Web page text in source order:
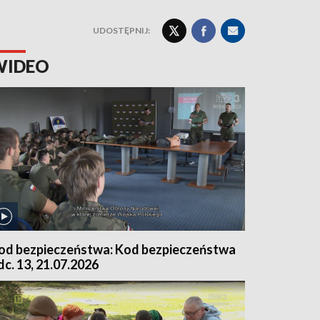
UDOSTĘPNIJ:
bezpieczeństwa: Kod bezpieczeństwa
13, 21.07.2026